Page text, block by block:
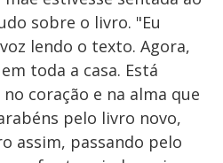
sobre o livro. "Eu
lendo o texto. Agora,
toda a casa. Está
coração e na alma que
pelo livro novo,
assim, passando pelo